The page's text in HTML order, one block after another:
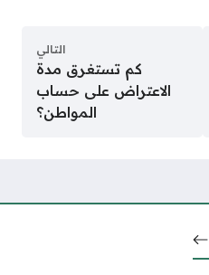
التالي
كم تستغرق مدة
الاعتراض على حساب
المواطن؟